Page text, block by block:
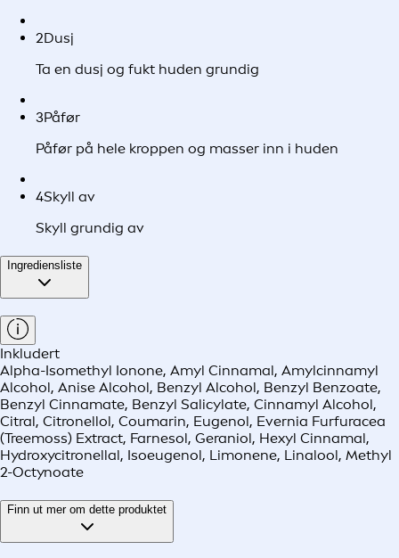
2Dusj
Ta en dusj og fukt huden grundig
3Påfør
Påfør på hele kroppen og masser inn i huden
4Skyll av
Skyll grundig av
Ingrediensliste
Inkludert
Alpha-Isomethyl Ionone, Amyl Cinnamal, Amylcinnamyl
Alcohol, Anise Alcohol, Benzyl Alcohol, Benzyl Benzoate,
Benzyl Cinnamate, Benzyl Salicylate, Cinnamyl Alcohol,
Citral, Citronellol, Coumarin, Eugenol, Evernia Furfuracea
(Treemoss) Extract, Farnesol, Geraniol, Hexyl Cinnamal,
Hydroxycitronellal, Isoeugenol, Limonene, Linalool, Methyl
2-Octynoate
Finn ut mer om dette produktet